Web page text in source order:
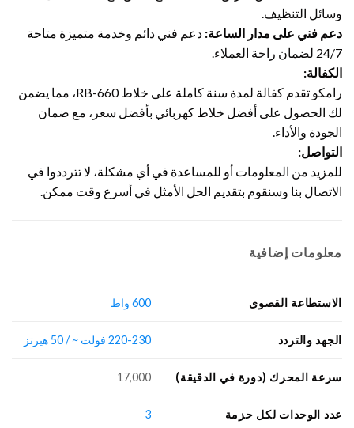
وسائل التنظيف.
دعم فني على مدار الساعة: دعم فني دائم وخدمة متميزة متاحة
24/7 لضمان راحة العملاء.
الكفالة:
رامكو تقدم كفالة لمدة سنة كاملة على خلاط RB-660، مما يضمن
لك الحصول على أفضل خلاط كهربائي بأفضل سعر، مع ضمان
الجودة والأداء.
التواصل:
للمزيد من المعلومات أو للمساعدة في أي مشكلة، لا تترددوا في
الاتصال بنا وسنقوم بتقديم الحل الأمثل في أسرع وقت ممكن.
معلومات إضافية
الاستطاعة القصوى 600 واط
الجهد والتردد 220-230 فولت ~ / 50 هيرتز
سرعة المحرك (دورة في الدقيقة) 17,000
عدد الوحدات لكل حزمة 3